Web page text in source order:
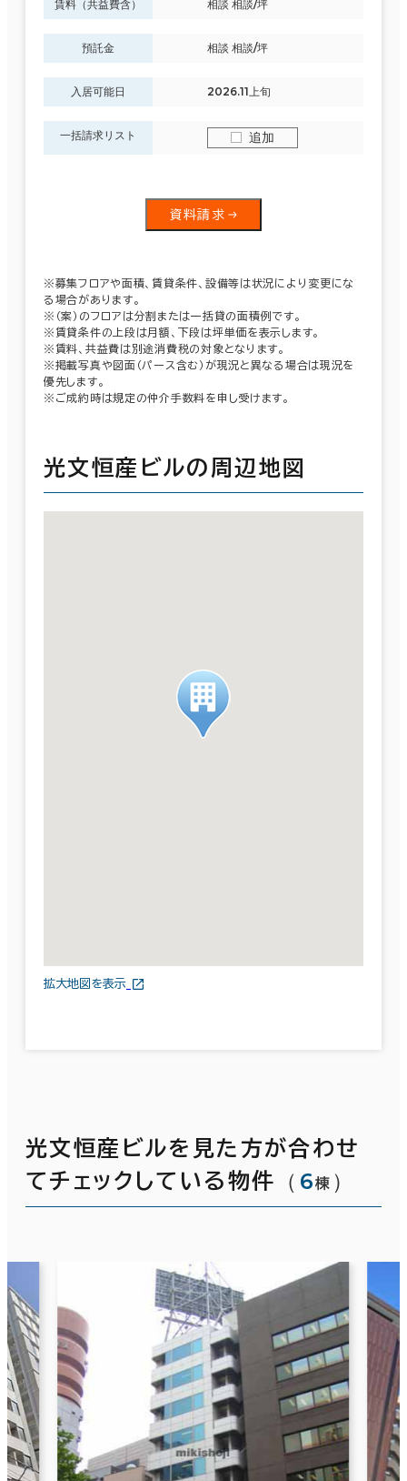
賃料（共益費含） 相談 相談/坪
預託金 相談 相談/坪
入居可能日 2026.11上旬
一括請求リスト 追加
資料請求
※募集フロアや面積、賃貸条件、設備等は状況により変更にな
る場合があります。
※（案）のフロアは分割または一括貸の面積例です。
※賃貸条件の上段は月額、下段は坪単価を表示します。
※賃料、共益費は別途消費税の対象となります。
※掲載写真や図面（パース含む）が現況と異なる場合は現況を
優先します。
※ご成約時は規定の仲介手数料を申し受けます。
光文恒産ビルの周辺地図
拡大地図を表示
光文恒産ビルを見た方が合わせ
てチェックしている物件
（ 6棟 ）